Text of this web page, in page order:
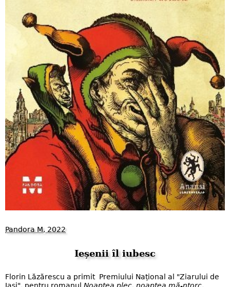
Pandora M, 2022
Ieșenii îl iubesc
Florin Lăzărescu a primit Premiului Național al "Ziarului de
Iași", pentru romanul Noaptea plec, noaptea mă-ntorc,